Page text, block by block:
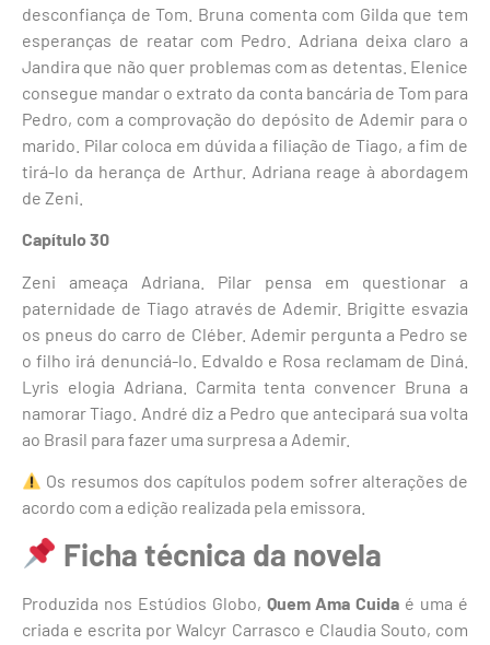
desconfiança de Tom. Bruna comenta com Gilda que tem
esperanças de reatar com Pedro. Adriana deixa claro a
Jandira que não quer problemas com as detentas. Elenice
consegue mandar o extrato da conta bancária de Tom para
Pedro, com a comprovação do depósito de Ademir para o
marido. Pilar coloca em dúvida a filiação de Tiago, a fim de
tirá-lo da herança de Arthur. Adriana reage à abordagem
de Zeni.
Capítulo 30
Zeni ameaça Adriana. Pilar pensa em questionar a
paternidade de Tiago através de Ademir. Brigitte esvazia
os pneus do carro de Cléber. Ademir pergunta a Pedro se
o filho irá denunciá-lo. Edvaldo e Rosa reclamam de Diná.
Lyris elogia Adriana. Carmita tenta convencer Bruna a
namorar Tiago. André diz a Pedro que antecipará sua volta
ao Brasil para fazer uma surpresa a Ademir.
Os resumos dos capítulos podem sofrer alterações de
acordo com a edição realizada pela emissora.
Ficha técnica da novela
Produzida nos Estúdios Globo, Quem Ama Cuida é uma é
criada e escrita por Walcyr Carrasco e Claudia Souto, com